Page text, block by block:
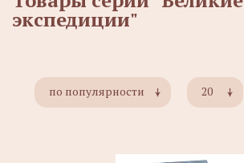
экспедиции"
20
по популярности